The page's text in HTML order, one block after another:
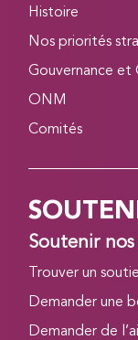
Histoire
Nos priorités
Gouvernance et
ONM
Comités
Soutenir
Trouver un
Demander une
Demander de